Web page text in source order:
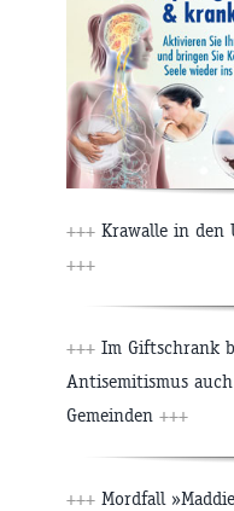
+++ Krawalle in den
+++
+++ Im Giftschrank
Antisemitismus
Gemeinden +++
+++ Mordfall